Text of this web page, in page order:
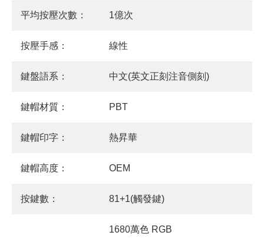
平均按壓次數： 1億次
按壓手感： 線性
鍵盤語系： 中文(英文正刻注音側刻)
鍵帽材質： PBT
鍵帽印字： 熱昇華
鍵帽高度： OEM
按鍵數： 81+1(觸發鍵)
1680萬色 RGB